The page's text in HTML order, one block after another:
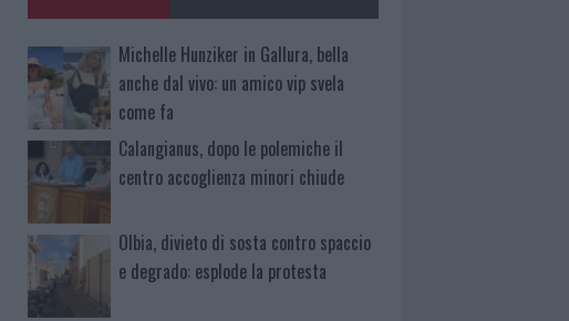
Michelle Hunziker in Gallura, bella
anche dal vivo: un amico vip svela
come fa
Calangianus, dopo le polemiche il
centro accoglienza minori chiude
Olbia, divieto di sosta contro spaccio
e degrado: esplode la protesta